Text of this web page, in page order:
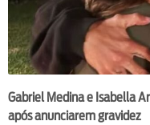
Gabriel Medina e Isabella
após anunciarem gravidez